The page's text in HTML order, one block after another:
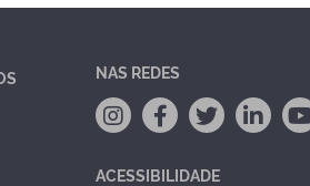
NAS REDES
ACESSIBILIDADE